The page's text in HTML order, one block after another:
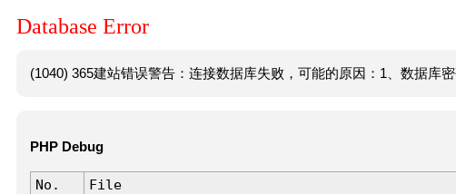
Database Error
(1040) 365建站错误警告：连接数据库失败，可能的原因：1、数据库
PHP Debug
No. File